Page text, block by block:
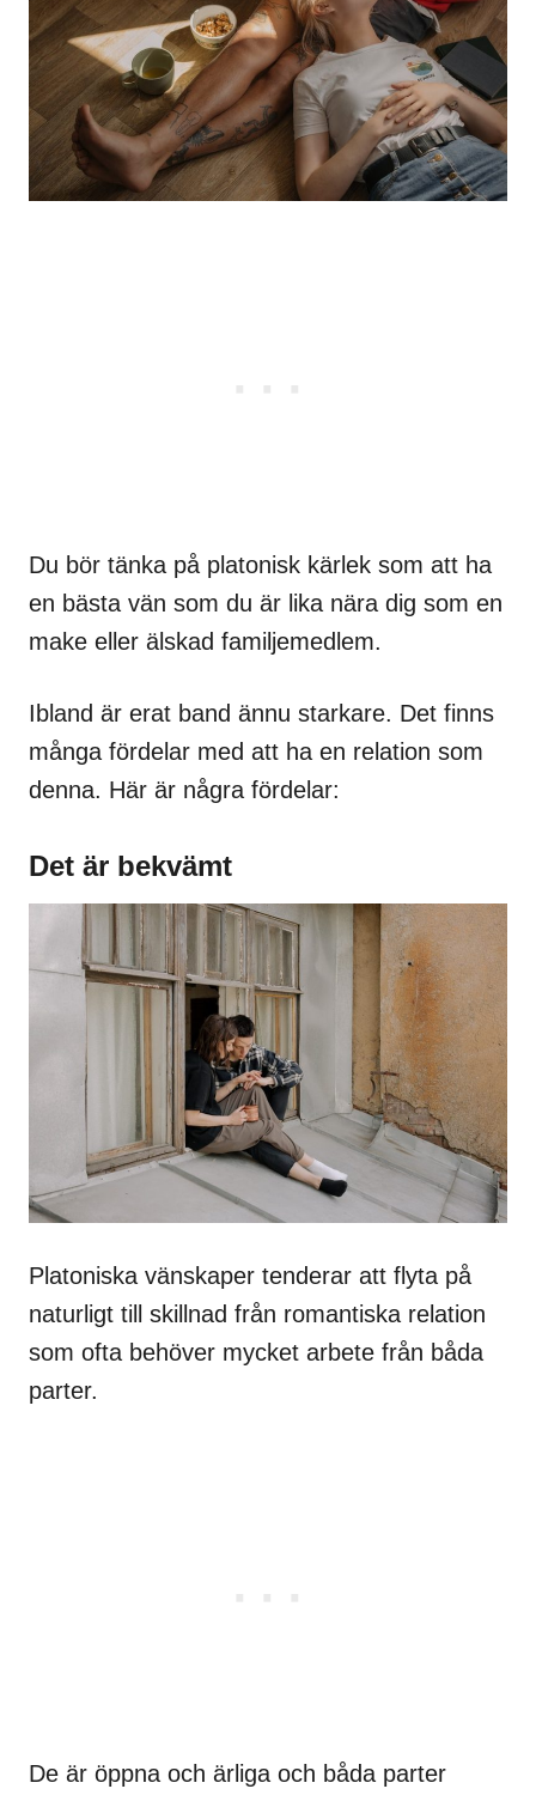
Du bör tänka på platonisk kärlek som att ha
en bästa vän som du är lika nära dig som en
make eller älskad familjemedlem.
Ibland är erat band ännu starkare. Det finns
många fördelar med att ha en relation som
denna. Här är några fördelar:
Det är bekvämt
Platoniska vänskaper tenderar att flyta på
naturligt till skillnad från romantiska relation
som ofta behöver mycket arbete från båda
parter.
De är öppna och ärliga och båda parter